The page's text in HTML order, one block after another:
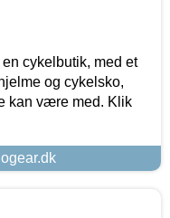
cykelbutik, med et
og cykelsko,
kan være med. Klik